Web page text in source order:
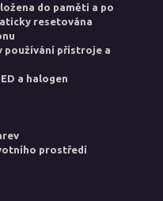
do paměti a po
resetována
používání přístroje a
a halogen
prostředí